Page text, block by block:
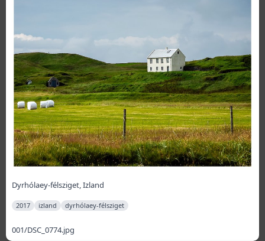
Dyrhólaey-félsziget, Izland
2017 izland dyrhólaey-félsziget
001/DSC_0774.jpg